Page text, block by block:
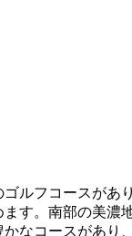
ルフコースがあ
す。南部の美濃
なコースがあり